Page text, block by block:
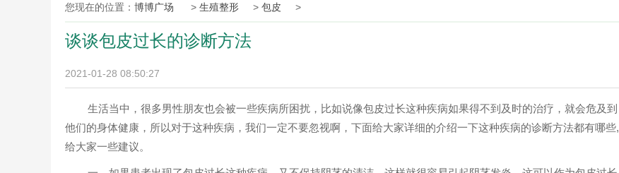
您现在的位置： 博博广场 > 生殖整形 > 包皮 >
谈谈包皮过长的诊断方法
2021-01-28 08:50:27
生活当中，很多男性朋友也会被一些疾病所困扰，比如说像包皮过长这种疾病如果得不到及时的治疗，就会危及到
他们的身体健康，所以对于这种疾病，我们一定不要忽视啊，下面给大家详细的介绍一下这种疾病的诊断方法都有哪些,
给大家一些建议。